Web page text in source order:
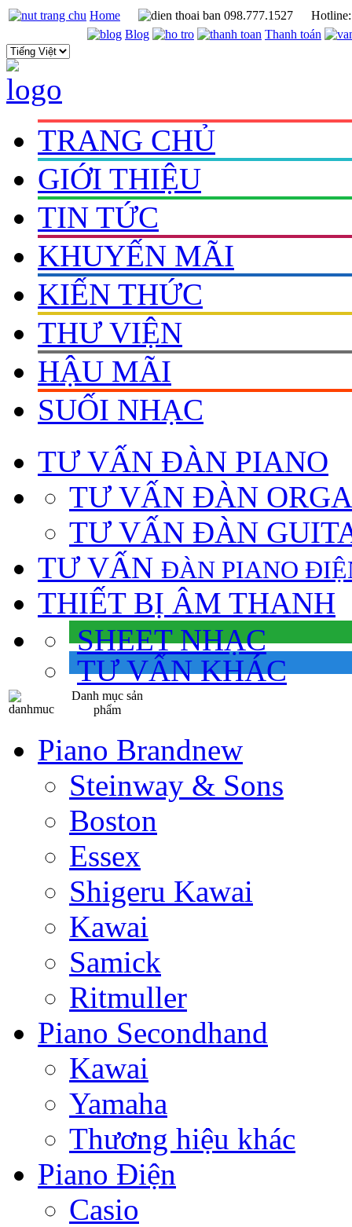
Home 098.777.1527
Blog
Thanh toán
TRANG CHỦ
GIỚI THIỆU
TIN TỨC
KHUYẾN MÃI
KIẾN THỨC
THƯ VIỆN
HẬU MÃI
SUỐI NHẠC
TƯ VẤN ĐÀN PIANO
TƯ VẤN ÐÀN
TƯ VẤN ÐÀN
TƯ VẤN ÐÀN PIANO
THIẾT BỊ ÂM THANH
SHEET NHẠC
TƯ VẤN KHÁC
Danh mục sản
phẩm
Piano Brandnew
Steinway & Sons
Boston
Essex
Shigeru Kawai
Kawai
Samick
Ritmuller
Piano Secondhand
Kawai
Yamaha
Thương hiệu khác
Piano Điện
Casio